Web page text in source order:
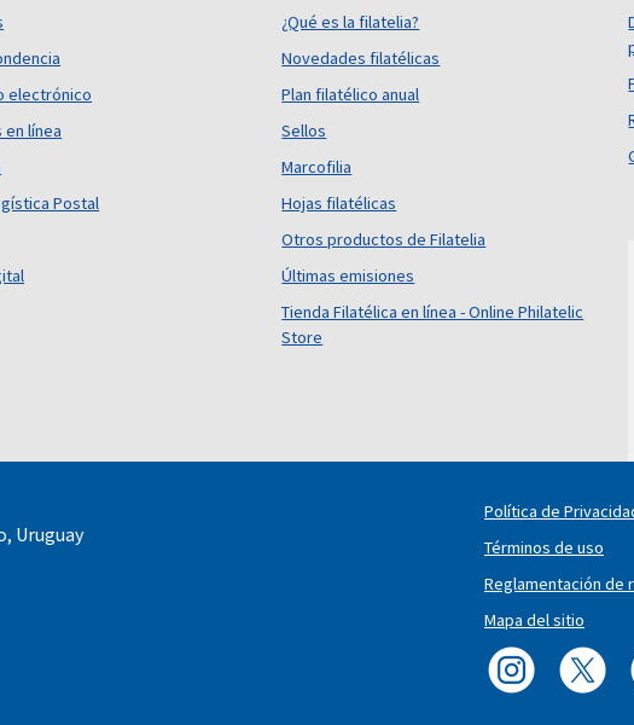
electrónico
línea
Postal
¿Qué es la filatelia?
Novedades filatélicas
Plan filatélico anual
Sellos
Marcofilia
Hojas filatélicas
Otros productos de Filatelia
Últimas emisiones
Tienda Filatélica en línea - Online Philatelic
Store
Uruguay
Política de
Términos de uso
Reglamentación de
Mapa del sitio